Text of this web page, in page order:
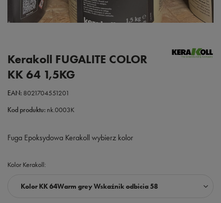
Kerakoll FUGALITE COLOR
KK 64 1,5KG
EAN: 8021704551201
Kod produktu: nk.0003K
Fuga Epoksydowa Kerakoll wybierz kolor
Kolor Kerakoll
Kolor KK 64Warm grey Wskaźnik odbicia 58